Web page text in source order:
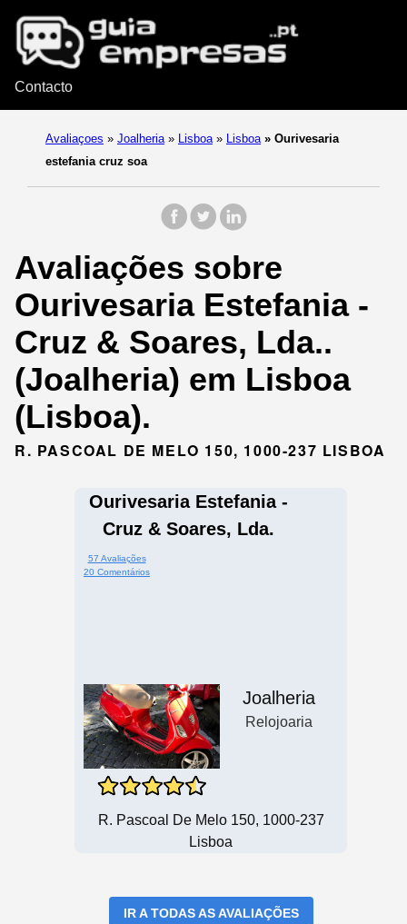
Contacto
Avaliaçoes » Joalheria » Lisboa » Lisboa » Ourivesaria
estefania cruz soa
Avaliações sobre
Ourivesaria Estefania -
Cruz & Soares, Lda..
(Joalheria) em Lisboa
(Lisboa).
R. PASCOAL DE MELO 150, 1000-237 LISBOA
Ourivesaria Estefania -
Cruz & Soares, Lda.
57 Avaliações
20 Comentários
Joalheria
Relojoaria
R. Pascoal De Melo 150, 1000-237
Lisboa
IR A TODAS AS AVALIAÇÕES